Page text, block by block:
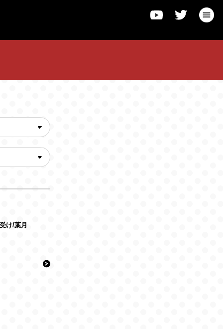
け/葉月